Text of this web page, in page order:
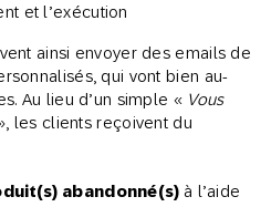
et l’exécution
ainsi envoyer des emails de
qui vont bien au-
Au lieu d’un simple « Vous
les clients reçoivent du
abandonné(s) à l’aide